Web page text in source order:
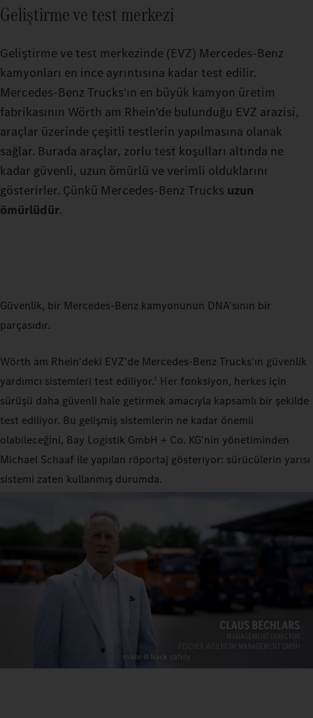
Geliştirme ve test merkezi
Geliştirme ve test merkezinde (EVZ) Mercedes‑Benz
kamyonları en ince ayrıntısına kadar test edilir.
Mercedes‑Benz Trucks'ın en büyük kamyon üretim
fabrikasının Wörth am Rhein'de bulunduğu EVZ arazisi,
araçlar üzerinde çeşitli testlerin yapılmasına olanak
sağlar. Burada araçlar, zorlu test koşulları altında ne
kadar güvenli, uzun ömürlü ve verimli olduklarını
gösterirler. Çünkü Mercedes‑Benz Trucks uzun
ömürlüdür.
Güvenlik, bir Mercedes‑Benz kamyonunun DNA'sının bir
parçasıdır.
Wörth am Rhein'deki EVZ'de Mercedes-Benz Trucks'ın güvenlik
yardımcı sistemleri test ediliyor.1 Her fonksiyon, herkes için
sürüşü daha güvenli hale getirmek amacıyla kapsamlı bir şekilde
test ediliyor. Bu gelişmiş sistemlerin ne kadar önemli
olabileceğini, Bay Logistik GmbH + Co. KG'nin yönetiminden
Michael Schaaf ile yapılan röportaj gösteriyor: sürücülerin yarısı
sistemi zaten kullanmış durumda.